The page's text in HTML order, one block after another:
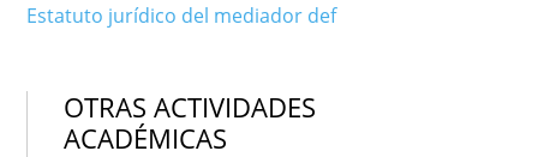
Estatuto jurídico del mediador def
OTRAS ACTIVIDADES
ACADÉMICAS